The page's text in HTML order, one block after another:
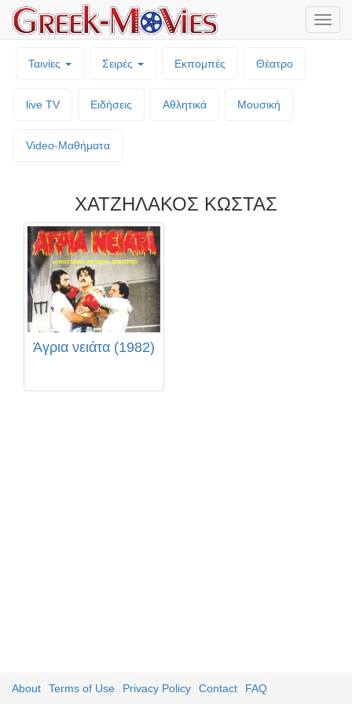
Ταινίες Σειρές Εκπομπές Θέατρο
live TV Ειδήσεις Αθλητικά Μουσική
Video-Mαθήματα
ΧΑΤΖΗΛΑΚΟΣ ΚΩΣΤΑΣ
Άγρια νειάτα (1982)
About Terms of Use Privacy Policy Contact FAQ